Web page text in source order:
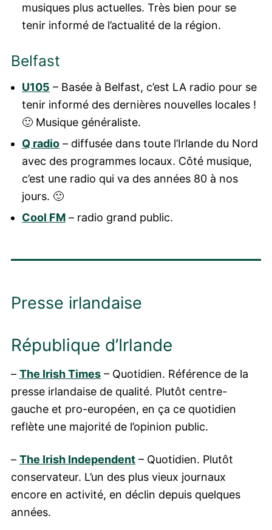
musiques plus actuelles. Très bien pour se
tenir informé de l’actualité de la région.
Belfast
U105 – Basée à Belfast, c’est LA radio pour se
tenir informé des dernières nouvelles locales !
🙂 Musique généraliste.
Q radio – diffusée dans toute l’Irlande du Nord
avec des programmes locaux. Côté musique,
c’est une radio qui va des années 80 à nos
jours. 🙂
Cool FM – radio grand public.
Presse irlandaise
République d’Irlande
– The Irish Times – Quotidien. Référence de la
presse irlandaise de qualité. Plutôt centre-
gauche et pro-européen, en ça ce quotidien
reflète une majorité de l’opinion public.
– The Irish Independent – Quotidien. Plutôt
conservateur. L’un des plus vieux journaux
encore en activité, en déclin depuis quelques
années.